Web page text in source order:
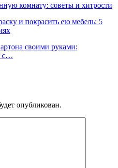
комнату: советы и хитрости
и покрасить ею мебель: 5
своими руками:
с…
опубликован.